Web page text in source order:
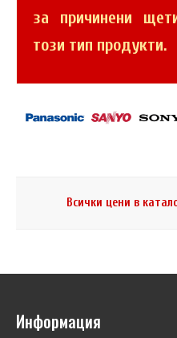
за причинени
този тип продукти.
Всички цени в
Информация